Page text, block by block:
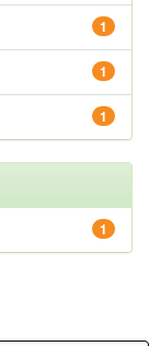
1
1
1
1